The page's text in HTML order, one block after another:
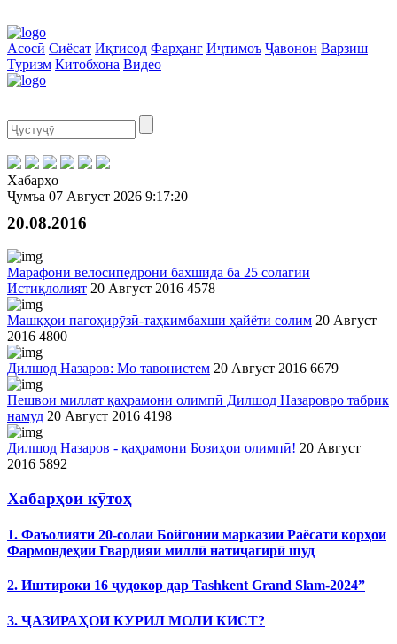
Асосӣ Сиёсат Иқтисод Фарҳанг Иҷтимоъ Ҷавонон Варзиш
Туризм Китобхона Видео
Хабарҳо
Ҷумъа 07 Август 2026 9:17:20
20.08.2016
Марафони велосипедронӣ бахшида ба 25 солагии
Истиқлолият 20 Август 2016 4578
Машқҳои пагоҳирӯзӣ-таҳкимбахши ҳайёти солим 20 Август
2016 4800
Дилшод Назаров: Мо тавонистем 20 Август 2016 6679
Пешвои миллат қаҳрамони олимпӣ Дилшод Назаровро табрик
намуд 20 Август 2016 4198
Дилшод Назаров - қаҳрамони Бозиҳои олимпӣ! 20 Август
2016 5892
Хабарҳои кӯтоҳ
1. Фаъолияти 20-солаи Бойгонии марказии Раёсати корҳои
Фармондеҳии Гвардияи миллӣ натиҷагирӣ шуд
2. Иштироки 16 ҷудокор дар Tashkent Grand Slam-2024”
3. ҶАЗИРАҲОИ КУРИЛ МОЛИ КИСТ?